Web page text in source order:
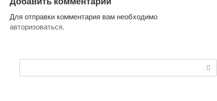
Для отправки комментария вам необходимо
авторизоваться.